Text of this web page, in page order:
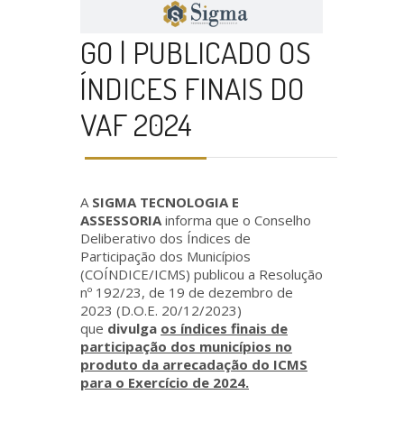
GO | PUBLICADO OS
ÍNDICES FINAIS DO
VAF 2024
A SIGMA TECNOLOGIA E
ASSESSORIAinforma que o Conselho
Deliberativo dos Índices de
Participação dos Municípios
(COÍNDICE/ICMS) publicou a Resolução
nº 192/23, de 19 de dezembro de
2023 (D.O.E. 20/12/2023)
que divulga os índices finais de
participação dos municípios no
produto da arrecadação do ICMS
para o Exercício de 2024.